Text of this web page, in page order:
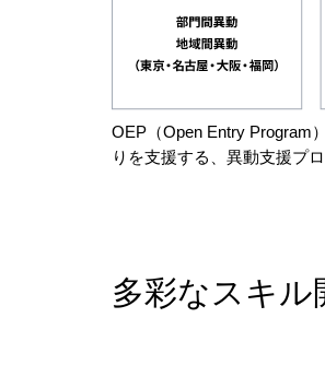
OEP（Open Entry Program
りを支援する、異動支援プロ
多彩なスキル